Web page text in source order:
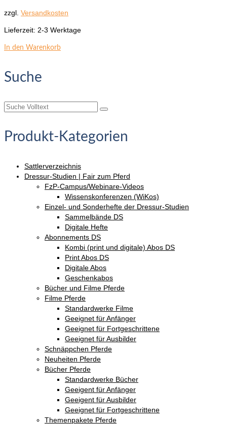
zzgl. Versandkosten
Lieferzeit: 2-3 Werktage
In den Warenkorb
Suche
Suche
Produkt-Kategorien
Sattlerverzeichnis
Dressur-Studien | Fair zum Pferd
FzP-Campus/Webinare-Videos
Wissenskonferenzen (WiKos)
Einzel- und Sonderhefte der Dressur-Studien
Sammelbände DS
Digitale Hefte
Abonnements DS
Kombi (print und digitale) Abos DS
Print Abos DS
Digitale Abos
Geschenkabos
Bücher und Filme Pferde
Filme Pferde
Standardwerke Filme
Geeignet für Anfänger
Geeignet für Fortgeschrittene
Geeignet für Ausbilder
Schnäppchen Pferde
Neuheiten Pferde
Bücher Pferde
Standardwerke Bücher
Geeigent für Anfänger
Geeigent für Ausbilder
Geeignet für Fortgeschrittene
Themenpakete Pferde